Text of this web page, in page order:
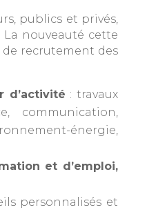
publics et privés,
La nouveauté cette
de recrutement des
d’activité : travaux
communication,
énergie,
et d’emploi,
personnalisés et